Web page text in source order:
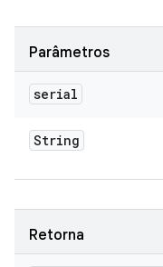
Parâmetros
serial
String
Retorna